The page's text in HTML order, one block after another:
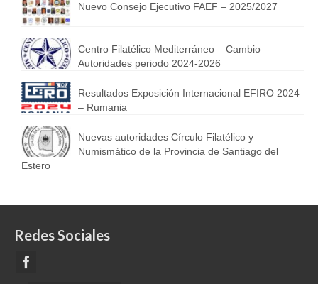
Nuevo Consejo Ejecutivo FAEF – 2025/2027
Centro Filatélico Mediterráneo – Cambio
Autoridades periodo 2024-2026
Resultados Exposición Internacional EFIRO 2024
– Rumania
Nuevas autoridades Círculo Filatélico y
Numismático de la Provincia de Santiago del
Estero
Redes Sociales